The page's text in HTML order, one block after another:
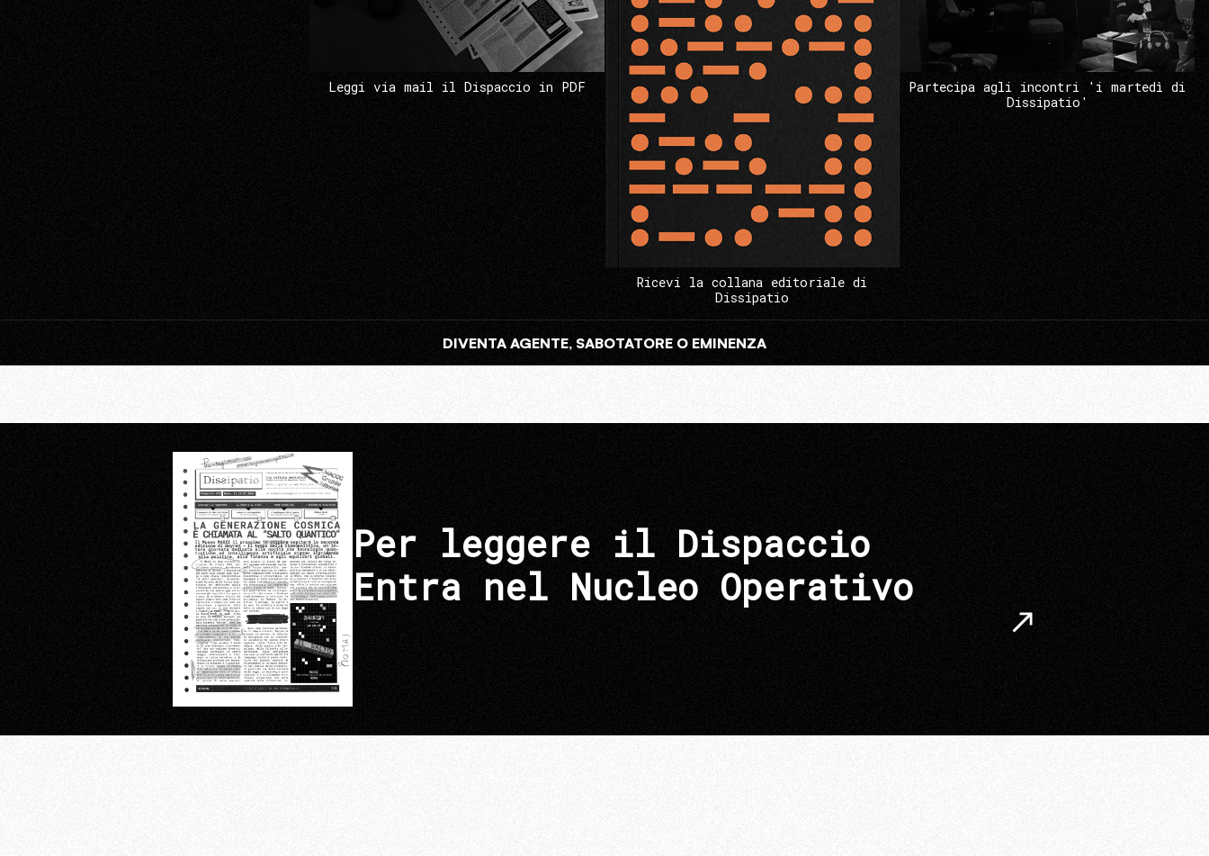
Leggi via mail il Dispaccio in PDF
Ricevi la collana editoriale di
Dissipatio
Partecipa agli incontri 'i martedì di
Dissipatio'
DIVENTA AGENTE, SABOTATORE O EMINENZA
Per leggere il Dispaccio
Entra nel Nucleo Operativo